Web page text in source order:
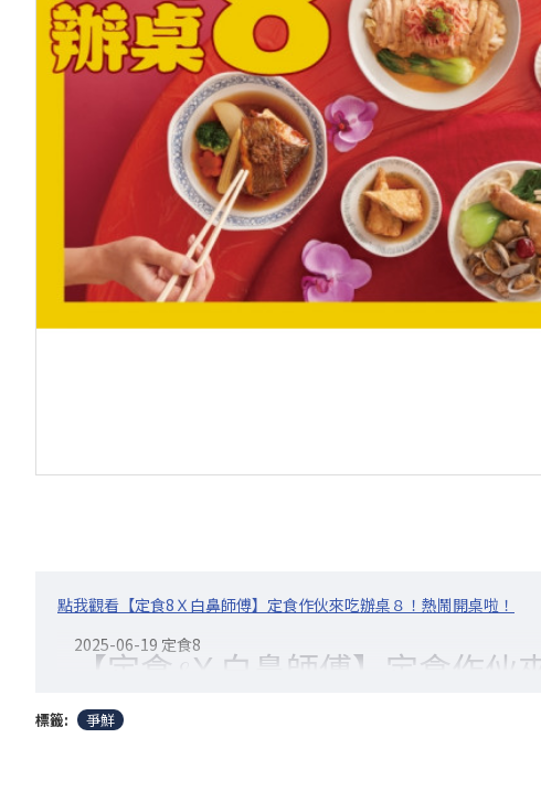
點我觀看【定食8Ｘ白鼻師傅】定食作伙來吃辦桌８！熱鬧開桌啦！
2025-06-19 定食8
【定食8Ｘ白鼻師傅】定食作伙
【定食做伙來吃辦桌８】重磅登場~
標籤: 爭鮮